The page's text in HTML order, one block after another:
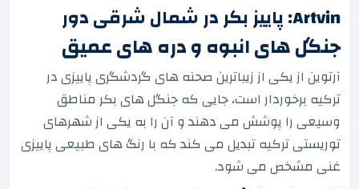
Artvin: پاییز بکر در شمال شرقی دور
جنگل های انبوه و دره های عمیق
آرتوین از یکی از زیباترین صحنه های گردشگری پاییزی در
ترکیه برخوردار است، جایی که جنگل های بکر مناطق
وسیعی را پوشش می دهند و آن را به یکی از شهرهای
توریستی ترکیه تبدیل می کند که با رنگ های طبیعی پاییزی
غنی مشخص می شود.